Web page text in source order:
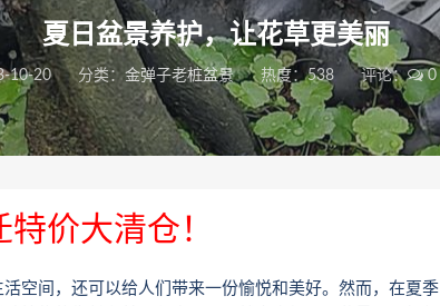
夏日盆景养护，让花草更美丽
10-20 分类：金弹子老桩盆景 热度：538 评论： 0
价大清仓！
空间，还可以给人们带来一份愉悦和美好。然而，在夏季